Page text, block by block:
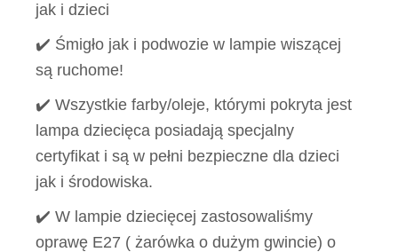
jak i dzieci
✔️ Śmigło jak i podwozie w lampie wiszącej
są ruchome!
✔️ Wszystkie farby/oleje, którymi pokryta jest
lampa dziecięca posiadają specjalny
certyfikat i są w pełni bezpieczne dla dzieci
jak i środowiska.
✔️ W lampie dziecięcej zastosowaliśmy
oprawę E27 ( żarówka o dużym gwincie) o